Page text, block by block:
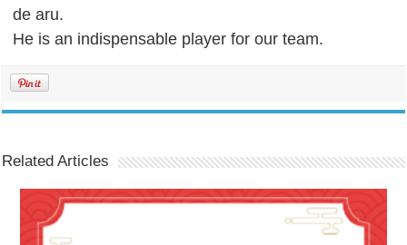
de aru.
He is an indispensable player for our team.
Related Articles